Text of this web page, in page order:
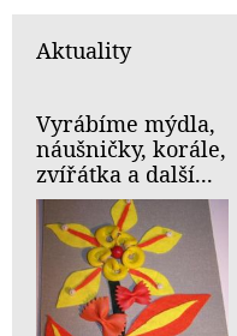
Aktuality
Vyrábíme mýdla,
náušničky, korále,
zvířátka a další...